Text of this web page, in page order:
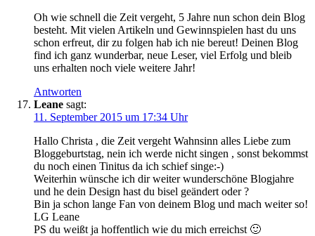
Oh wie schnell die Zeit vergeht, 5 Jahre nun schon dein Blog
besteht. Mit vielen Artikeln und Gewinnspielen hast du uns
schon erfreut, dir zu folgen hab ich nie bereut! Deinen Blog
find ich ganz wunderbar, neue Leser, viel Erfolg und bleib
uns erhalten noch viele weitere Jahr!
Antworten
Leane sagt:
11. September 2015 um 17:34 Uhr
Hallo Christa , die Zeit vergeht Wahnsinn alles Liebe zum
Bloggeburtstag, nein ich werde nicht singen , sonst bekommst
du noch einen Tinitus da ich schief singe:-)
Weiterhin wünsche ich dir weiter wunderschöne Blogjahre
und he dein Design hast du bisel geändert oder ?
Bin ja schon lange Fan von deinem Blog und mach weiter so!
LG Leane
PS du weißt ja hoffentlich wie du mich erreichst 🙂